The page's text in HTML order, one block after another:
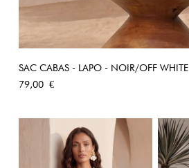
SAC CABAS - LAPO - NOIR/OFF WHITE
Prix
79,00 €